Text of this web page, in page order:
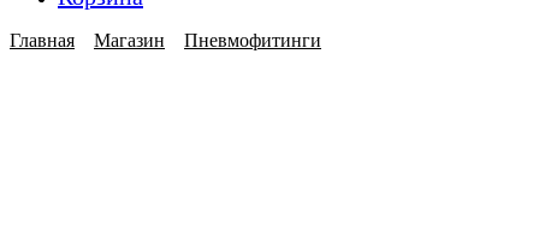
Главная Магазин Пневмофитинги